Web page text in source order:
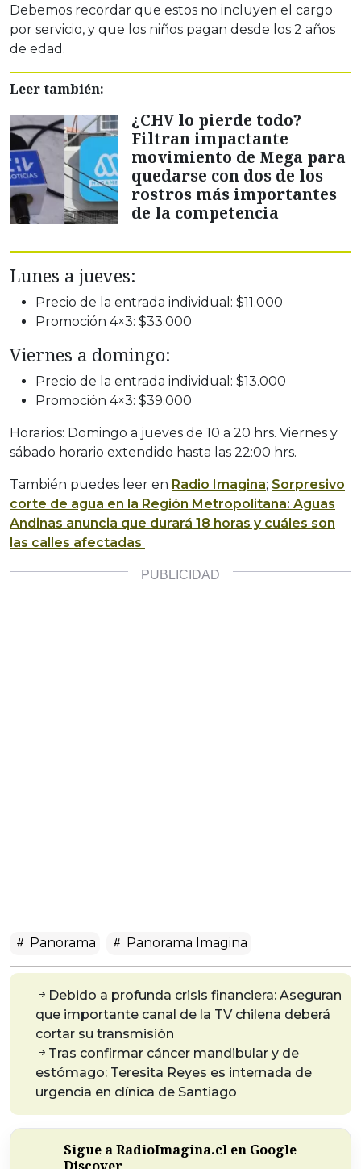
Debemos recordar que estos no incluyen el cargo
por servicio, y que los niños pagan desde los 2 años
de edad.
Leer también:
¿CHV lo pierde todo?
Filtran impactante
movimiento de Mega para
quedarse con dos de los
rostros más importantes
de la competencia
Lunes a jueves:
Precio de la entrada individual: $11.000
Promoción 4×3: $33.000
Viernes a domingo:
Precio de la entrada individual: $13.000
Promoción 4×3: $39.000
Horarios: Domingo a jueves de 10 a 20 hrs. Viernes y
sábado horario extendido hasta las 22:00 hrs.
También puedes leer en Radio Imagina; Sorpresivo
corte de agua en la Región Metropolitana: Aguas
Andinas anuncia que durará 18 horas y cuáles son
las calles afectadas
Panorama Panorama Imagina
Debido a profunda crisis financiera: Aseguran
que importante canal de la TV chilena deberá
cortar su transmisión
Tras confirmar cáncer mandibular y de
estómago: Teresita Reyes es internada de
urgencia en clínica de Santiago
Sigue a RadioImagina.cl en Google